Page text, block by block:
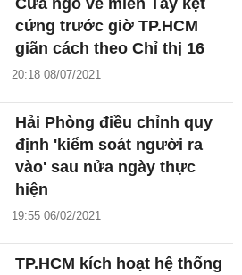
cứng trước giờ TP.HCM
giãn cách theo Chỉ thị 16
20:18 08/07/2021
Hải Phòng điều chỉnh quy
định 'kiểm soát người ra
vào' sau nửa ngày thực
hiện
19:55 06/02/2021
TP.HCM kích hoạt hệ thống